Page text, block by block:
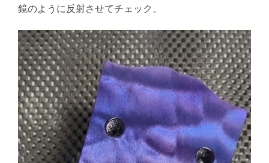
鏡のように反射させてチェック。